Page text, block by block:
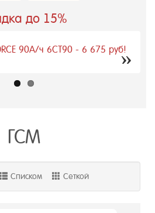
до 15%
90А/ч 6СТ90 - 6 675 руб!
ГСМ
Списком Сеткой